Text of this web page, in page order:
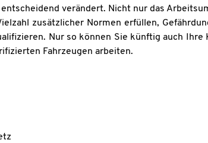
verändert. Nicht nur das
zusätzlicher Normen erfüllen,
Nur so können Sie künftig auch
Fahrzeugen arbeiten.